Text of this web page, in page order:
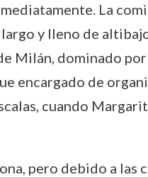
La
y lleno de
Milán, dominado
encargado de
cuando
pero debido a las